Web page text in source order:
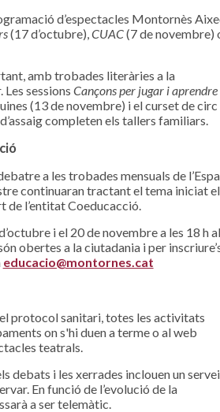
d’espectacles Montornès
(17 d’octubre), CUAC(7 de novembre)
amb trobades literàries a la
sessions Cançons per jugar i aprendre
(13 de novembre) i el curset de circ
completen els tallers familiars.
a les trobades mensuals de
continuaran tractant el tema iniciat el
de l’entitat Coeducacció.
i el 20 de novembre a les 18 h al
obertes a la ciutadania i per
educacio@montornes.cat
protocol sanitari, totes les activitats
on s'hi duen a terme o al web
teatrals.
debats i les xerrades inclouen un servei
En funció de l’evolució de la
a ser telemàtic.